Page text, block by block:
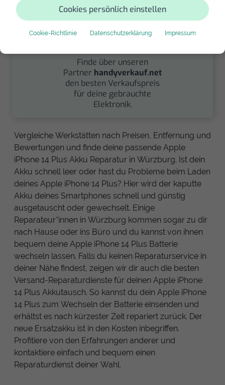
Cookies persönlich einstellen
Cookie-Richtlinie Datenschutzerklärung Impressum
Finde über unseren
Partner handyverkauf.net
den besten Verkaufspreis
für deine gebrauchte
Elektronik.
Vergleiche Werkstätten nach Preisen, Entfernung und
Bewertungen und finde deine passende Apple
iPhone 14 Plus Akku Reparatur in Würzburg. Ist dein
Akku schnell leer oder hast du Probleme beim Laden
deines Apple iPhone 14 Plus? Hier wird der kaputte
Akku deines Smartphones schnell und günstig
ausgetauscht oder gewechselt. Einige
Reparateur*innen in Würzburg kommen sogar zu dir
nach Hause oder ins Büro und du kannst von ihnen
bequem deine Apple iPhone 14 Plus Batterie
wechseln lassen. Falls du keinen Reparaturservice in
deiner Nähe findest, zeigen wir dir auch die besten
Versand-Reparaturdienste für deinen Apple iPhone
14 Plus Akkutausch. So kannst du dein Apple iPhone
14 Plus zum Wechseln der Batterie einsenden und
erhältst es nach kürzester Zeit repariert zurück. Der
neue Ersatzakku ist in den Kosten inbegriffen.
Profitiere von den Erfahrungen anderer und
kontaktiere einfach und bequem einen
Reparaturdienst deiner Wahl.